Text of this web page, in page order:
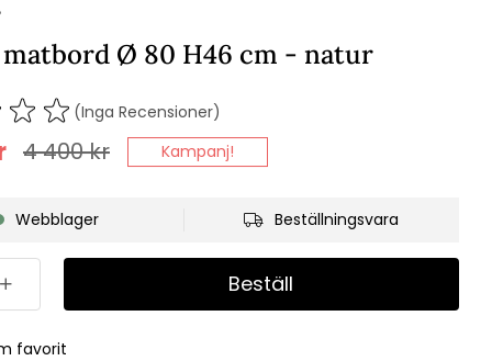
Ø 80 H46 cm - natur
(Inga Recensioner)
4 400kr Kampanj!
Webblager Beställningsvara
Beställ
favorit